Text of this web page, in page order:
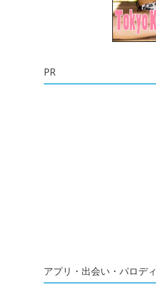
PR
アプリ・出会い・パロディ